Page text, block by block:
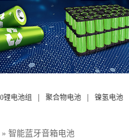
PG游戏官网是镍氢电池国家标准主导
修订单位，并参与多项锂电池行业国
家标准的制定
动力聚合物锂电池
数码聚合物锂电池
锂电池组 聚合物电池 镍氢电池
» 智能蓝牙音箱电池